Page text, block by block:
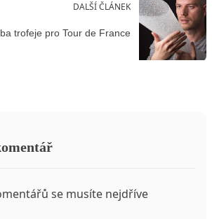
DALŠÍ ČLÁNEK
trofeje pro Tour de France
se musíte nejdříve